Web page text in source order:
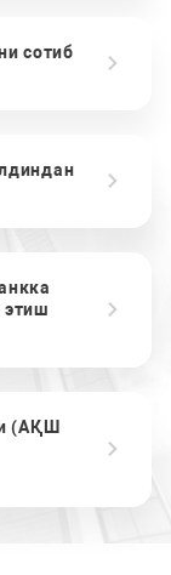
сотиб
этиш
(АҚШ